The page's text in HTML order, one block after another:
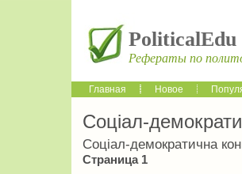
PoliticalEdu
Рефераты по
Главная Новое
Соціал-
Соціал-демократична
Страница 1